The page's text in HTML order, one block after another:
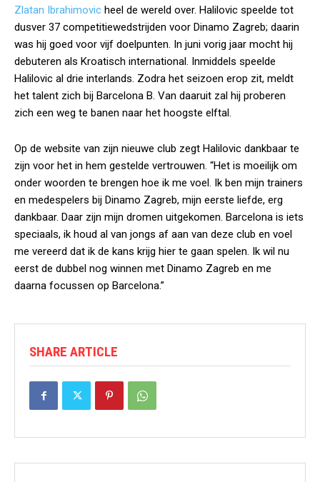
Zlatan Ibrahimovic heel de wereld over. Halilovic speelde tot
dusver 37 competitiewedstrijden voor Dinamo Zagreb; daarin
was hij goed voor vijf doelpunten. In juni vorig jaar mocht hij
debuteren als Kroatisch international. Inmiddels speelde
Halilovic al drie interlands. Zodra het seizoen erop zit, meldt
het talent zich bij Barcelona B. Van daaruit zal hij proberen
zich een weg te banen naar het hoogste elftal.
Op de website van zijn nieuwe club zegt Halilovic dankbaar te
zijn voor het in hem gestelde vertrouwen. “Het is moeilijk om
onder woorden te brengen hoe ik me voel. Ik ben mijn trainers
en medespelers bij Dinamo Zagreb, mijn eerste liefde, erg
dankbaar. Daar zijn mijn dromen uitgekomen. Barcelona is iets
speciaals, ik houd al van jongs af aan van deze club en voel
me vereerd dat ik de kans krijg hier te gaan spelen. Ik wil nu
eerst de dubbel nog winnen met Dinamo Zagreb en me
daarna focussen op Barcelona.”
SHARE ARTICLE